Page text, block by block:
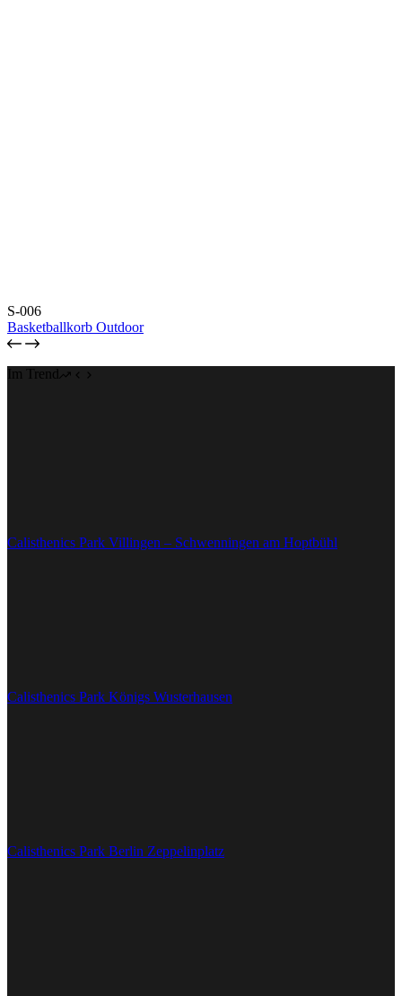
S-006
Basketballkorb Outdoor
Im Trend
Calisthenics Park Villingen – Schwenningen am Hoptbühl
Calisthenics Park Königs Wusterhausen
Calisthenics Park Berlin Zeppelinplatz